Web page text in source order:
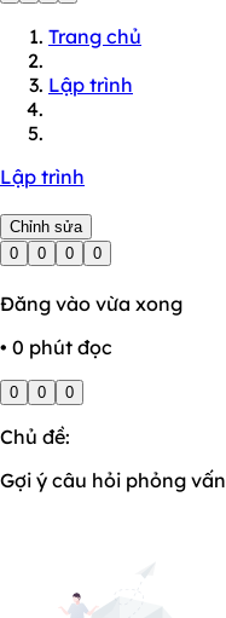
Trang chủ
Lập trình
Lập trình
Chỉnh sửa
0
0 0 0
Đăng vào vừa xong
• 0 phút đọc
0 0 0
Chủ đề:
Gợi ý câu hỏi phỏng vấn